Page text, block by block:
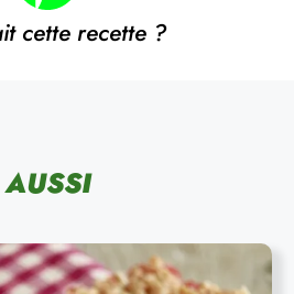
cette recette ?